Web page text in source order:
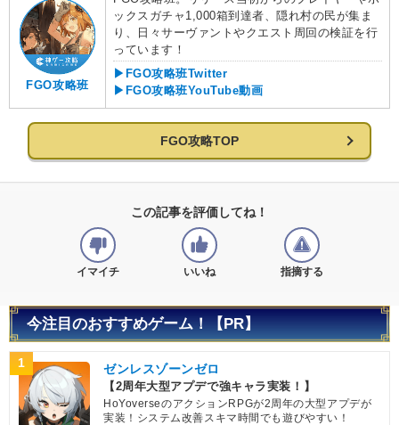
FGO攻略班
ックスガチャ1,000箱到達者、隠れ村の民が集ま
り、日々サーヴァントやクエスト周回の検証を行
っています！
▶FGO攻略班Twitter
▶FGO攻略班YouTube動画
FGO攻略TOP
この記事を評価してね！
イマイチ いいね 指摘する
今注目のおすすめゲーム！【PR】
1 ゼンレスゾーンゼロ
【2周年大型アプデで強キャラ実装！】
HoYoverseのアクションRPGが2周年の大型アプデが
実装！システム改善スキマ時間でも遊びやすい！